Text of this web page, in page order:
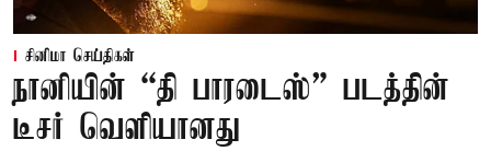
சினிமா செய்திகள்
நானியின் “தி பாரடைஸ்” படத்தின்
டீசர் வெளியானது